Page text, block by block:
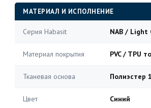
МАТЕРИАЛ И ИСПОЛНЕНИЕ
Серия Habasit NAB / Light
Материал покрытия PVC / TPU
Тканевая основа Полиэстер
Цвет Синий